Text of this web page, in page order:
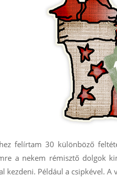
felírtam 30 különböző
a nekem rémisztő dolgok
kezdeni. Például a csipkével.